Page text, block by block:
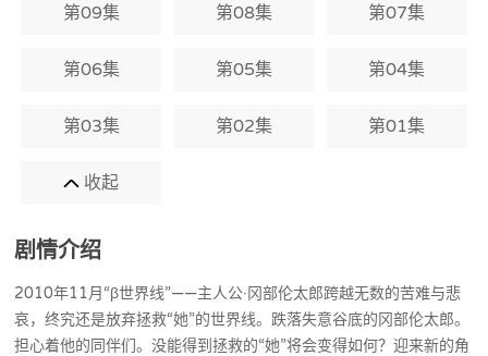
第09集 第08集 第07集
第06集 第05集 第04集
第03集 第02集 第01集
收起
剧情介绍
2010年11月“β世界线”——主人公·冈部伦太郎跨越无数的苦难与悲
哀，终究还是放弃拯救“她”的世界线。跌落失意谷底的冈部伦太郎。
担心着他的同伴们。没能得到拯救的“她”将会变得如何？迎来新的角